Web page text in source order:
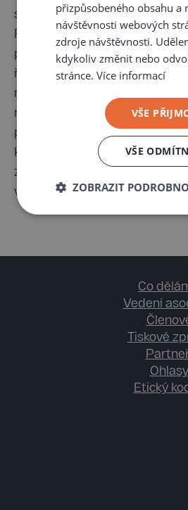
světa o vyjednávání “Nikdy
Radim působil jako
představenstva druhého
řetězce na světě skupiny
několikaletém pobytu v
rozhodl věnovat rozvoji
prostředí ve vyjednávání,
konferenci bude prezentovat
zvládání ega v diskusích“ a
vícestranným vyjednáváním.
Co
Vedení
Tiskové
Ohlasy
Etický
přizpůsobeného obsahu a
návštěvnosti webových
zdroje návštěvnosti.
kdykoliv změnit nebo
stránce. Více informací
VŠE
VŠE
ZOBRAZIT